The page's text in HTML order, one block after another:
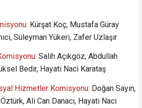
Kürşat Koç, Mustafa Güray
Süleyman Yükeri, Zafer Uzlaşır
Salih Açıkgöz, Abdullah
Bedir, Hayati Naci Karataş
Hizmetler Komisyonu: Doğan Sayın,
Ali Can Danacı, Hayati Naci